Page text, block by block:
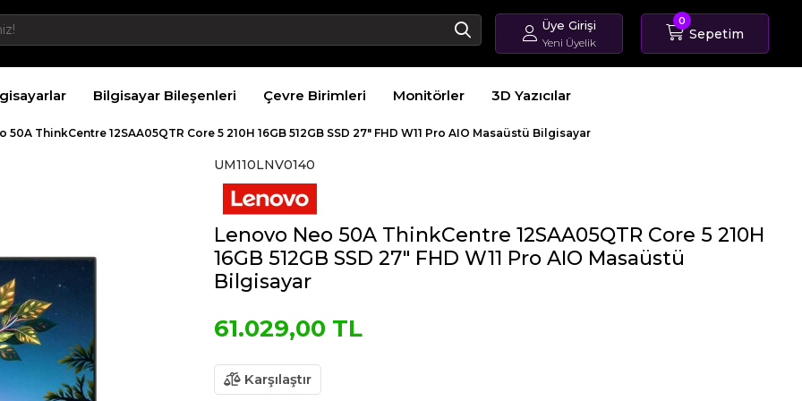
Üye Girişi
Yeni Üyelik
Üye Ol
0
Sepetim
Bilgisayar Bileşenleri Çevre Birimleri Monitörler 3D Yazıcılar
50A ThinkCentre 12SAA05QTR Core 5 210H 16GB 512GB SSD 27" FHD W11 Pro AIO Masaüstü Bilgisayar
UM110LNV0140
Lenovo Neo 50A ThinkCentre 12SAA05QTR Core 5 210H
16GB 512GB SSD 27" FHD W11 Pro AIO Masaüstü
Bilgisayar
61.029,00 TL
Karşılaştır